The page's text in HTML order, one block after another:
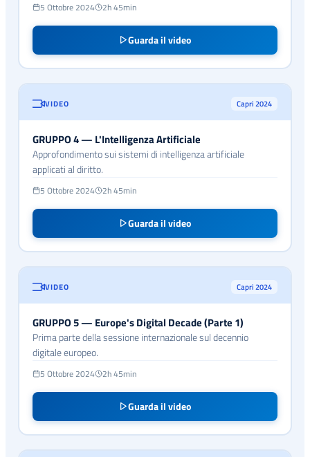
5 Ottobre 2024 2h 45min
Guarda il video
VIDEO Capri 2024
GRUPPO 4 — L'Intelligenza Artificiale
Approfondimento sui sistemi di intelligenza artificiale
applicati al diritto.
5 Ottobre 2024 2h 45min
Guarda il video
VIDEO Capri 2024
GRUPPO 5 — Europe's Digital Decade (Parte 1)
Prima parte della sessione internazionale sul decennio
digitale europeo.
5 Ottobre 2024 2h 45min
Guarda il video